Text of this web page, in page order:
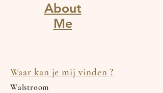
About
Me
Waar kan je mij vinden ?
Walstroom